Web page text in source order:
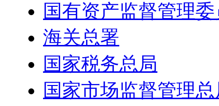
国有资产监督管理
海关总署
国家税务总局
国家市场监督管理